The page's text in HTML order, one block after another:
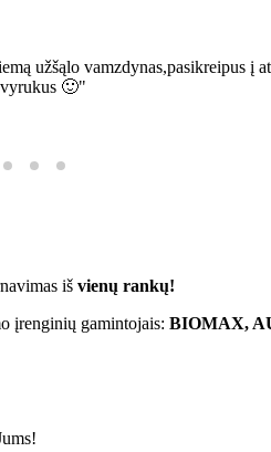
užšąlo vamzdynas,pasikreipus į
🙂"
iš vienų rankų!
įrenginių gamintojais: BIOMAX,